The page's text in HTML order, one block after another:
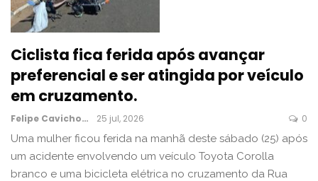
Ciclista fica ferida após avançar
preferencial e ser atingida por veículo
em cruzamento.
Felipe Cavichon 25 jul, 2026 0
Uma mulher ficou ferida na manhã deste sábado (25) após
um acidente envolvendo um veículo Toyota Corolla
branco e uma bicicleta elétrica no cruzamento da Rua